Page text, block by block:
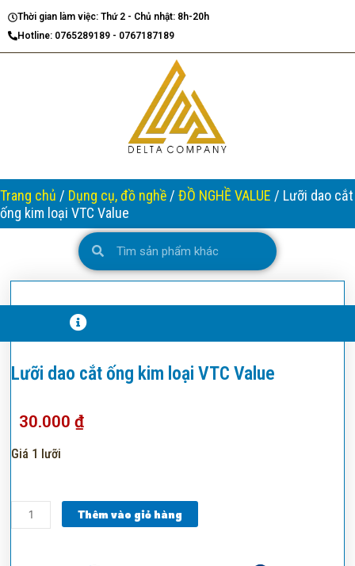
tới
nội
Thời gian làm việc: Thứ 2 - Chủ nhật: 8h-20h
Hotline: 0765289189 - 0767187189
Trang chủ / Dụng cụ, đồ nghề/ ĐỒ NGHỀ VALUE / Lưỡi dao cắt
ống kim loại VTC Value
SearchSearch
Lưỡi dao cắt ống kim loại VTC Value
30.000₫
Giá 1 lưỡi
Lưỡi
dao
Thêm vào giỏ hàng